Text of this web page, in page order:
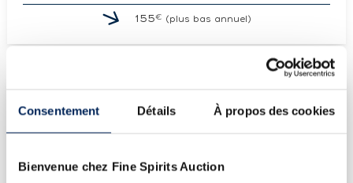
Consentement Détails À propos des cookies
Bienvenue chez Fine Spirits Auction
155€ (plus bas annuel)
LES DERNIÈRES ADJUDICATIONS
14/11/2025